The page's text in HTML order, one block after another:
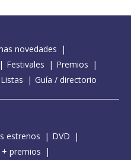
novedades
Festivales
Premios
Listas Guía / directorio
estrenos
DVD
+ premios